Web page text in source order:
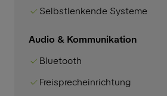
Selbstlenkende Systeme
Audio & Kommunikation
Bluetooth
Freisprecheinrichtung